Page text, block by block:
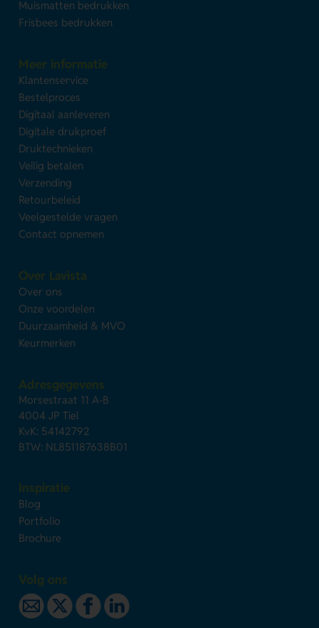
Muismatten bedrukken
Frisbees bedrukken
Meer informatie
Klantenservice
Bestelproces
Digitaal aanleveren
Digitale drukproef
Druktechnieken
Veilig betalen
Verzending
Retourbeleid
Veelgestelde vragen
Contact opnemen
Over Lavista
Over ons
Onze voordelen
Duurzaamheid & MVO
Keurmerken
Adresgegevens
Morsestraat 11 A-B
4004 JP Tiel
KvK: 54142792
BTW: NL851187638B01
Inspiratie
Blog
Portfolio
Brochure
Volg ons